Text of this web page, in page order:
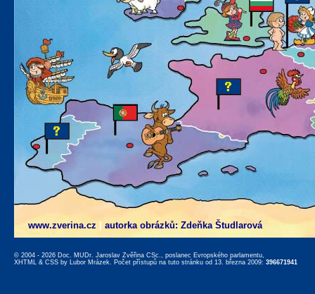
www.zverina.cz autorka obrázků: Zdeňka Študlarová
© 2004 - 2026 Doc. MUDr. Jaroslav Zvěřina CSc., poslanec Evropského parlamentu,
XHTML & CSS by Lubor Mrázek. Počet přístupů na tuto stránku od 13. března 2009: 396671941